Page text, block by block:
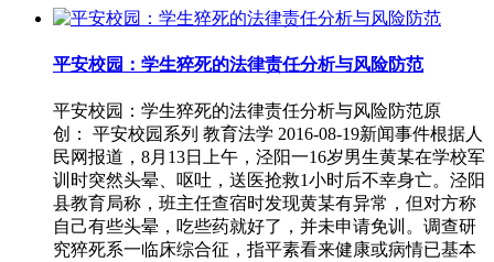
平安校园：学生猝死的法律责任分析与风险防范
平安校园：学生猝死的法律责任分析与风险防范原
创： 平安校园系列 教育法学 2016-08-19新闻事件根据人
民网报道，8月13日上午，泾阳一16岁男生黄某在学校军
训时突然头晕、呕吐，送医抢救1小时后不幸身亡。泾阳
县教育局称，班主任查宿时发现黄某有异常，但对方称
自己有些头晕，吃些药就好了，并未申请免训。调查研
究猝死系一临床综合征，指平素看来健康或病情已基本